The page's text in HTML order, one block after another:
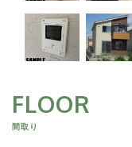
FLOOR
間取り